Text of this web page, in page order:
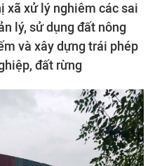
xã xử lý nghiêm các sai
lý, sử dụng đất nông
và xây dựng trái phép
đất rừng